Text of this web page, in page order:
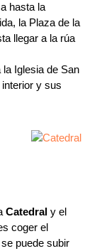
hasta la
la Plaza de la
llegar a la rúa
Iglesia de San
y sus
Catedral y el
coger el
puede subir